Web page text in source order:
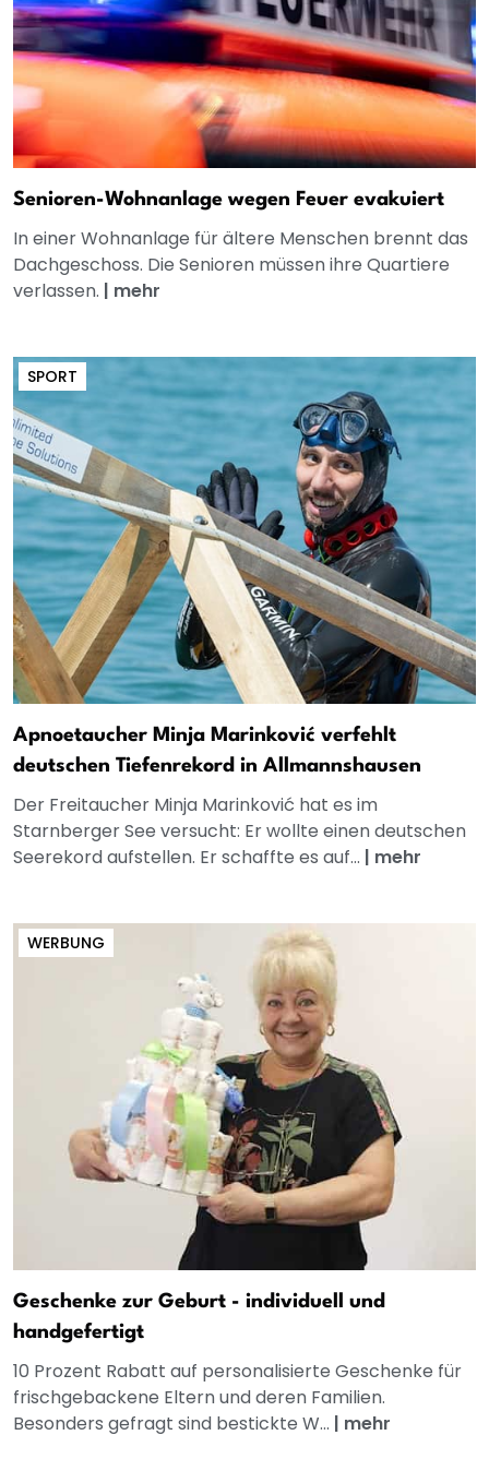
Senioren-Wohnanlage wegen Feuer evakuiert
In einer Wohnanlage für ältere Menschen brennt das
Dachgeschoss. Die Senioren müssen ihre Quartiere
verlassen. | mehr
SPORT
Apnoetaucher Minja Marinković verfehlt
deutschen Tiefenrekord in Allmannshausen
Der Freitaucher Minja Marinković hat es im
Starnberger See versucht: Er wollte einen deutschen
Seerekord aufstellen. Er schaffte es auf... | mehr
WERBUNG
Geschenke zur Geburt - individuell und
handgefertigt
10 Prozent Rabatt auf personalisierte Geschenke für
frischgebackene Eltern und deren Familien.
Besonders gefragt sind bestickte W... | mehr